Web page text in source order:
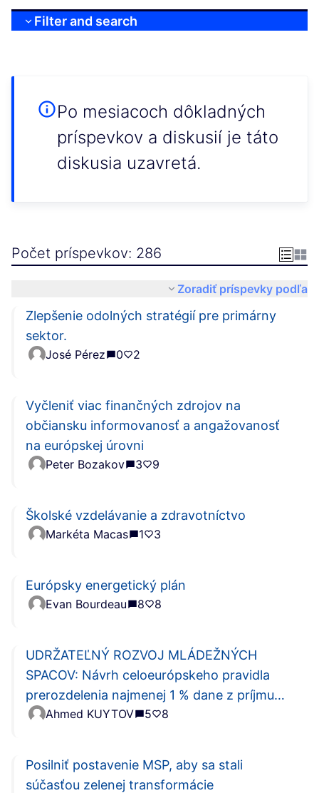
Filter and search
Po mesiacoch dôkladných
príspevkov a diskusií je táto
diskusia uzavretá.
Počet príspevkov: 286
Zoradiť príspevky podľa
Zlepšenie odolných stratégií pre primárny
sektor.
José Pérez 0 2
Vyčleniť viac finančných zdrojov na
občiansku informovanosť a angažovanosť
na európskej úrovni
Peter Bozakov 3 9
Školské vzdelávanie a zdravotníctvo
Markéta Macas 1 3
Európsky energetický plán
Evan Bourdeau 8 8
UDRŽATEĽNÝ ROZVOJ MLÁDEŽNÝCH
SPACOV: Návrh celoeurópskeho pravidla
prerozdelenia najmenej 1 % dane z príjmu
mimovládnym organizáciám
Ahmed KUYTOV 5 8
Posilniť postavenie MSP, aby sa stali
súčasťou zelenej transformácie